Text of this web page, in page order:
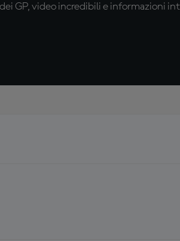
GP, video incredibili e informazioni